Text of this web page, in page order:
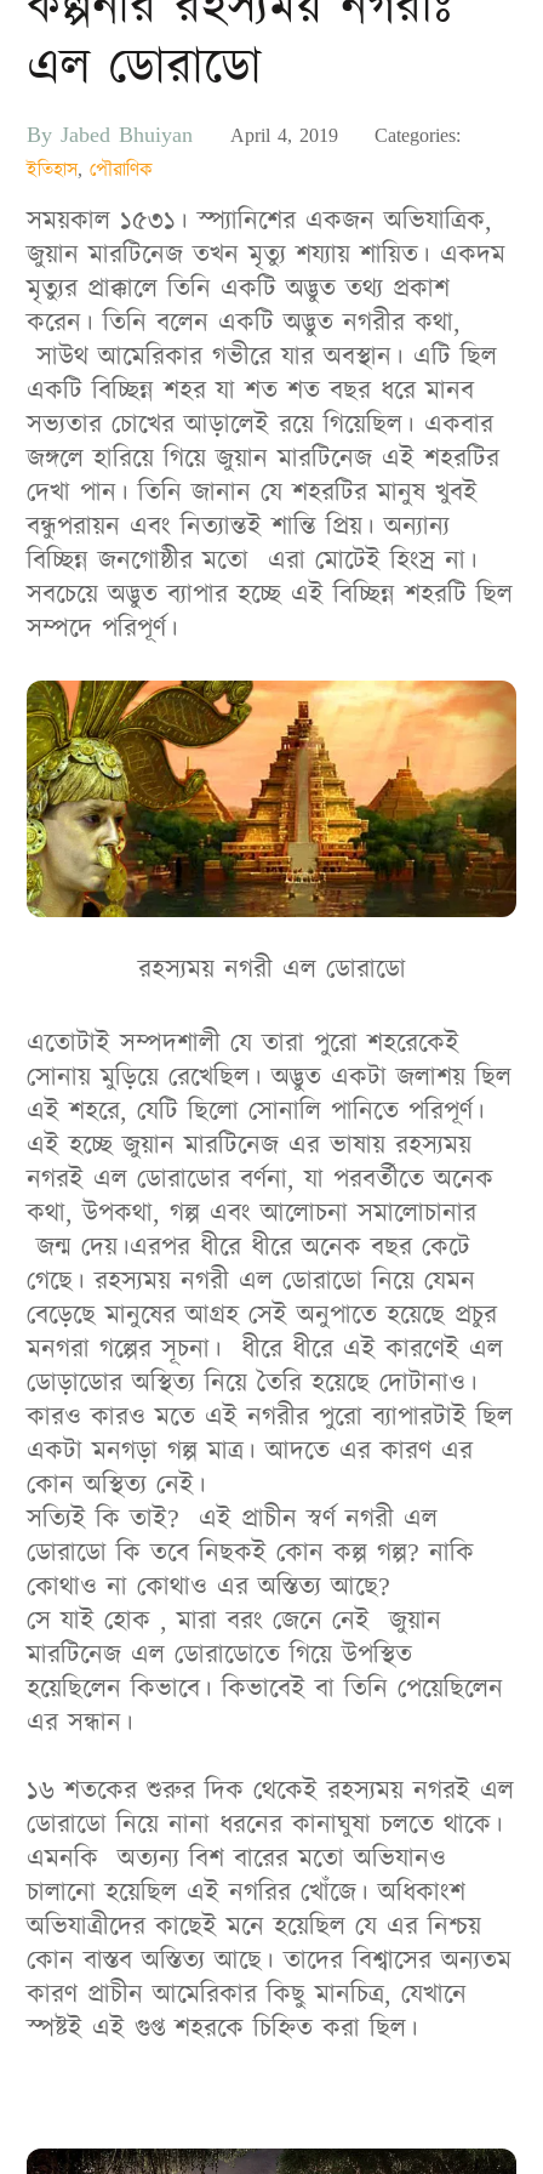
এল ডোরাডো
ByJabed Bhuiyan
Posted
April 4, 2019
Categories:
ইতিহাস,পৌরাণিক
সময়কাল ১৫৩১। স্প্যানিশের একজন অভিযাত্রিক,
জুয়ান মারটিনেজ তখন মৃত্যু শয্যায় শায়িত। একদম
মৃত্যুর প্রাক্কালে তিনি একটি অদ্ভুত তথ্য প্রকাশ
করেন। তিনি বলেন একটি অদ্ভুত নগরীর কথা,
সাউথ আমেরিকার গভীরে যার অবস্থান। এটি ছিল
একটি বিচ্ছিন্ন শহর যা শত শত বছর ধরে মানব
সভ্যতার চোখের আড়ালেই রয়ে গিয়েছিল। একবার
জঙ্গলে হারিয়ে গিয়ে জুয়ান মারটিনেজ এই শহরটির
দেখা পান। তিনি জানান যে শহরটির মানুষ খুবই
বন্ধুপরায়ন এবং নিত্যান্তই শান্তি প্রিয়। অন্যান্য
বিচ্ছিন্ন জনগোষ্ঠীর মতো এরা মোটেই হিংস্র না।
সবচেয়ে অদ্ভুত ব্যাপার হচ্ছে এই বিচ্ছিন্ন শহরটি ছিল
সম্পদে পরিপূর্ণ।
রহস্যময় নগরী এল ডোরাডো
এতোটাই সম্পদশালী যে তারা পুরো শহরেকেই
সোনায় মুড়িয়ে রেখেছিল। অদ্ভুত একটা জলাশয় ছিল
এই শহরে, যেটি ছিলো সোনালি পানিতে পরিপূর্ণ।
এই হচ্ছে জুয়ান মারটিনেজ এর ভাষায় রহস্যময়
নগরই এল ডোরাডোর বর্ণনা, যা পরবর্তীতে অনেক
কথা, উপকথা, গল্প এবং আলোচনা সমালোচানার
জন্ম দেয়।এরপর ধীরে ধীরে অনেক বছর কেটে
গেছে। রহস্যময় নগরী এল ডোরাডো নিয়ে যেমন
বেড়েছে মানুষের আগ্রহ সেই অনুপাতে হয়েছে প্রচুর
মনগরা গল্পের সূচনা। ধীরে ধীরে এই কারণেই এল
ডোড়াডোর অস্থিত্য নিয়ে তৈরি হয়েছে দোটানাও।
কারও কারও মতে এই নগরীর পুরো ব্যাপারটাই ছিল
একটা মনগড়া গল্প মাত্র। আদতে এর কারণ এর
কোন অস্থিত্য নেই।
সত্যিই কি তাই? এই প্রাচীন স্বর্ণ নগরী এল
ডোরাডো কি তবে নিছকই কোন কল্প গল্প? নাকি
কোথাও না কোথাও এর অস্তিত্য আছে?
সে যাই হোক , মারা বরং জেনে নেই জুয়ান
মারটিনেজ এল ডোরাডোতে গিয়ে উপস্থিত
হয়েছিলেন কিভাবে। কিভাবেই বা তিনি পেয়েছিলেন
এর সন্ধান।
১৬ শতকের শুরুর দিক থেকেই রহস্যময় নগরই এল
ডোরাডো নিয়ে নানা ধরনের কানাঘুষা চলতে থাকে।
এমনকি অত্যন্য বিশ বারের মতো অভিযানও
চালানো হয়েছিল এই নগরির খোঁজে। অধিকাংশ
অভিযাত্রীদের কাছেই মনে হয়েছিল যে এর নিশ্চয়
কোন বাস্তব অস্তিত্য আছে। তাদের বিশ্বাসের অন্যতম
কারণ প্রাচীন আমেরিকার কিছু মানচিত্র, যেখানে
স্পষ্টই এই গুপ্ত শহরকে চিহ্নিত করা ছিল।